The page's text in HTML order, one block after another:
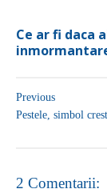
Ce ar fi daca
Previous
Pestele, simbol
2 Comentarii: